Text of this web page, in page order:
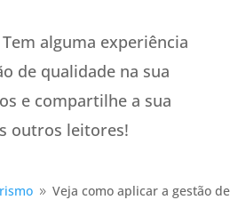
alguma experiência
de qualidade na sua
e compartilhe a sua
outros leitores!
9 Veja como aplicar a gestão de